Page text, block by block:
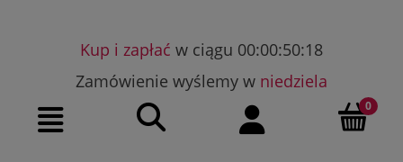
Kup i zapłać w ciągu 00:00:50:18
Zamówienie wyślemy w niedziela